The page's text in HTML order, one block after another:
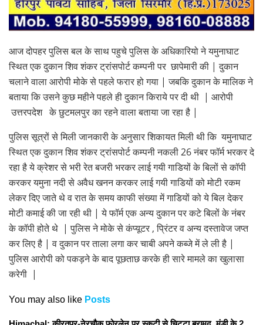
आज दोपहर पुलिस बल के साथ पहुचे पुलिस के अधिकारियो ने यमुनाघाट
स्थित एक दुकान शिव शंकर ट्रांसपोर्ट कम्पनी पर छापेमारी की | दुकान
चलाने वाला आरोपी मोके से पहले फरार हो गया | जबकि दुकान के मालिक ने
बताया कि उसने कुछ महीने पहले ही दुकान किराये पर दी थी | आरोपी
उत्तरपदेश के छुटमलपुर का रहने वाला बताया जा रहा है |
पुलिस सूत्रों से मिली जानकारी के अनुसार शिकायत मिली थी कि यमुनाघाट
स्थित एक दुकान शिव शंकर ट्रांसपोर्ट कम्पनी नकली 26 नंबर फॉर्म भरकर दे
रहा है ये क्रेशर से भरी रेत बजरी भरकर लाई गयी गाडियों के बिलों से कॉपी
करकर यमुना नदी से अवैध खनन करकर लाई गयी गाडियों को मोटी रकम
लेकर दिए जाते थे व रात के समय काफी संख्या में गाडियों को ये बिल देकर
मोटी कमाई की जा रही थी | ये फॉर्म एक अन्य दुकान पर कटे बिलों के नंबर
के कॉपी होते थे | पुलिस ने मोके से कंप्यूटर , प्रिंटर व अन्य दस्तावेज जप्त
कर लिए है | व दुकान पर ताला लगा कर चाबी अपने कब्जे में ले ली है |
पुलिस आरोपी को पकड़ने के बाद पूछताछ करके ही सारे मामले का खुलासा
करेगी |
You may also like Posts